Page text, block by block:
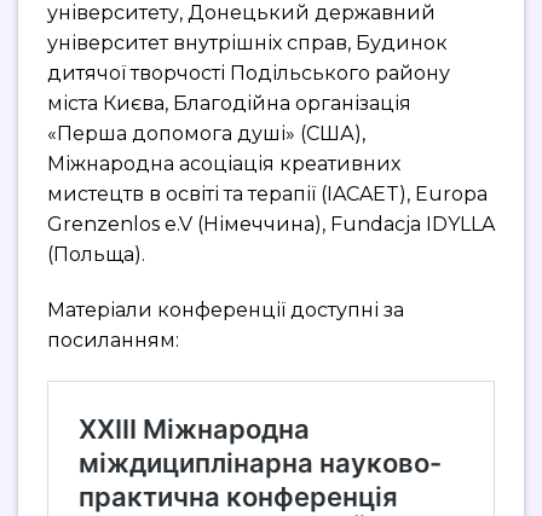
університету, Донецький державний
університет внутрішніх справ, Будинок
дитячої творчості Подільського району
міста Києва, Благодійна організація
«Перша допомога душі» (США),
Міжнародна асоціація креативних
мистецтв в освіті та терапії (IACAET), Europa
Grenzenlos e.V (Німеччина), Fundacja IDYLLA
(Польща).
Матеріали конференції доступні за
посиланням: